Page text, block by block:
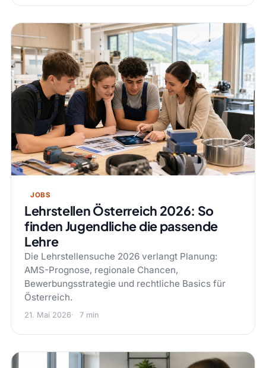
JOBS
Lehrstellen Österreich 2026: So
finden Jugendliche die passende
Lehre
Die Lehrstellensuche 2026 verlangt Planung:
AMS-Prognose, regionale Chancen,
Bewerbungsstrategie und rechtliche Basics für
Österreich.
21. Mai 2026 7 min